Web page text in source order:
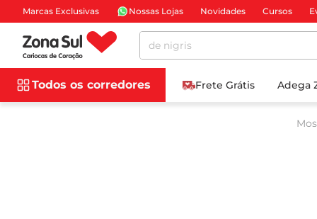
Marcas Exclusivas Nossas Lojas Novidades Cursos
Pesquise aqui
Todos os corredores Frete Grátis Adega